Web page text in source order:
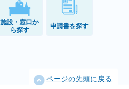
施設・窓口か
ら探す
申請書を探す
ページの先頭に戻る